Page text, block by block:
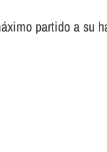
partido a su